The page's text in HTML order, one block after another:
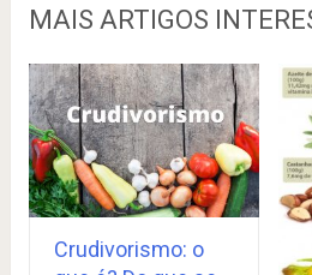
MAIS ARTIGOS
Crudivorismo: o